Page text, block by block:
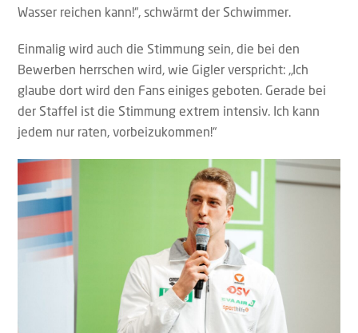
Wasser reichen kann!“, schwärmt der Schwimmer.
Einmalig wird auch die Stimmung sein, die bei den
Bewerben herrschen wird, wie Gigler verspricht: „Ich
glaube dort wird den Fans einiges geboten. Gerade bei
der Staffel ist die Stimmung extrem intensiv. Ich kann
jedem nur raten, vorbeizukommen!“